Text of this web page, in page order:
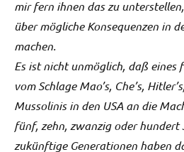
mir fern ihnen das zu
über mögliche Konsequenzen in
machen.
Es ist nicht unmöglich, daß eines
vom Schlage Mao’s, Che’s,
Mussolinis in den USA an die
fünf, zehn, zwanzig oder hundert
zukünftige Generationen haben